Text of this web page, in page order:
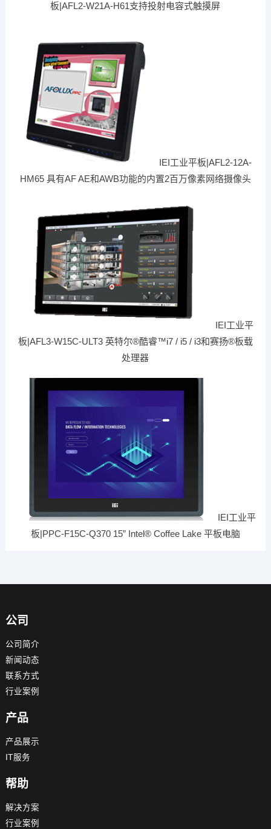
板|AFL2-W21A-H61支持投射电容式触摸屏
IEI工业平板|AFL2-12A-
HM65 具有AF AE和AWB功能的内置2百万像素网络摄像头
IEI工业平
板|AFL3-W15C-ULT3 英特尔®酷睿™i7 / i5 / i3和赛扬®板载
处理器
IEI工业平
板|PPC-F15C-Q370 15” Intel® Coffee Lake 平板电脑
公司
公司简介
新闻动态
联系方式
行业案例
产品
产品展示
IT服务
帮助
解决方案
行业案例